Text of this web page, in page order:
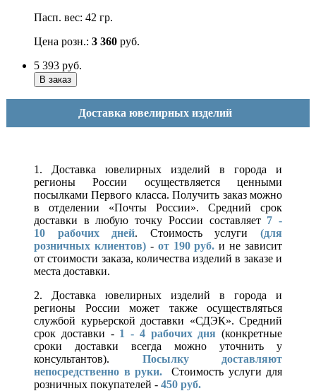
Пасп. вес: 42 гр.
Цена розн.: 3 360 руб.
5 393 руб.
Доставка ювелирных изделий
1. Доставка ювелирных изделий в города и
регионы России осуществляется ценными
посылками Первого класса. Получить заказ можно
в отделении «Почты России». Средний срок
доставки в любую точку России составляет 7 -
10 рабочих дней. Стоимость услуги(для
розничных клиентов)- от 190 руб. и не зависит
от стоимости заказа, количества изделий в заказе и
места доставки.
2. Доставка ювелирных изделий в города и
регионы России может также осуществляться
службой курьерской доставки «СДЭК». Средний
срок доставки - 1 - 4 рабочих дня (конкретные
сроки доставки всегда можно уточнить у
консультантов). Посылку доставляют
непосредственно в руки.
Стоимость услуги для
розничных покупателей - 450 руб.